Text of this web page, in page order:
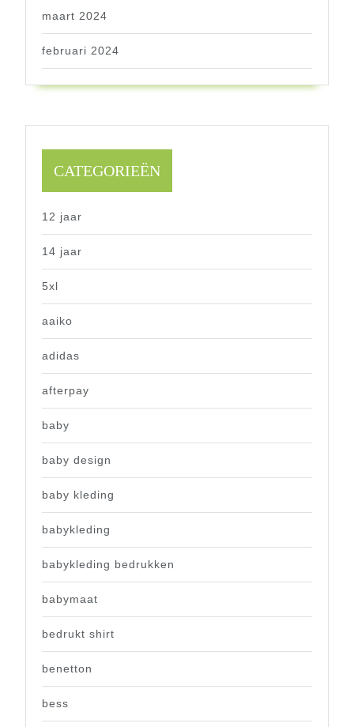
maart 2024
februari 2024
CATEGORIEËN
12 jaar
14 jaar
5xl
aaiko
adidas
afterpay
baby
baby design
baby kleding
babykleding
babykleding bedrukken
babymaat
bedrukt shirt
benetton
bess